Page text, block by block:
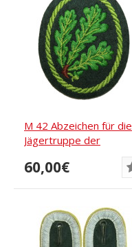
M 42 Abzeichen für die
Jägertruppe der
60,00€